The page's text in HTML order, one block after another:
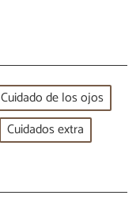
Cuidado de los ojos
Cuidados extra